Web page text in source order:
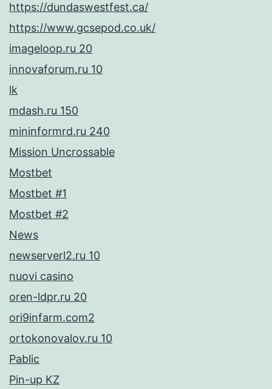
https://dundaswestfest.ca/
https://www.gcsepod.co.uk/
imageloop.ru 20
innovaforum.ru 10
lk
mdash.ru 150
mininformrd.ru 240
Mission Uncrossable
Mostbet
Mostbet #1
Mostbet #2
News
newserverl2.ru 10
nuovi casino
oren-ldpr.ru 20
ori9infarm.com2
ortokonovalov.ru 10
Pablic
Pin-up KZ